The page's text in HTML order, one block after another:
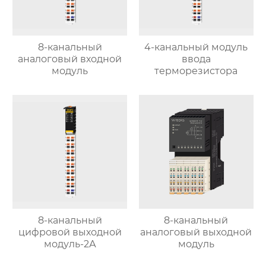
8-канальный
аналоговый входной
модуль
4-канальный модуль
ввода
терморезистора
8-канальный
цифровой выходной
модуль-2А
8-канальный
аналоговый выходной
модуль